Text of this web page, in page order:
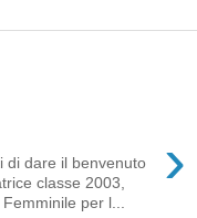
›
di dare il benvenuto
classe 2003,
per l...